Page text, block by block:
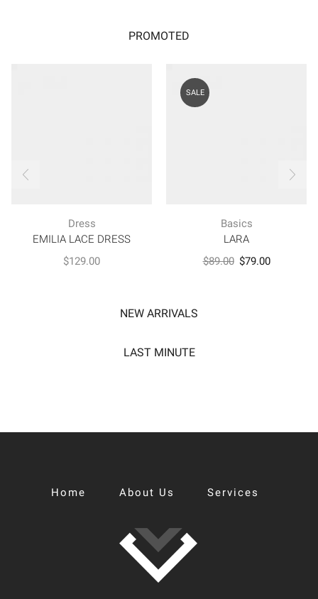
PROMOTED
Dress
EMILIA LACE DRESS
$129.00
SALE
Basics
LARA
$89.00 Original
$79.00Current
NEW ARRIVALS
LAST MINUTE
Home About Us Services